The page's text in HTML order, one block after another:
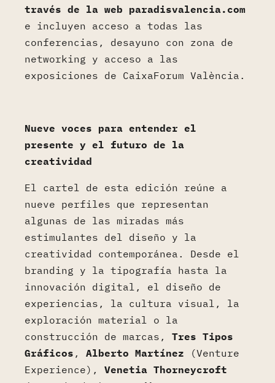
través de la web paradisvalencia.com
e incluyen acceso a todas las
conferencias, desayuno con zona de
networking y acceso a las
exposiciones de CaixaForum València.
Nueve voces para entender el
presente y el futuro de la
creatividad
El cartel de esta edición reúne a
nueve perfiles que representan
algunas de las miradas más
estimulantes del diseño y la
creatividad contemporánea. Desde el
branding y la tipografía hasta la
innovación digital, el diseño de
experiencias, la cultura visual, la
exploración material o la
construcción de marcas, Tres Tipos
Gráficos , Alberto Martínez (Venture
Experience), Venetia Thorneycroft